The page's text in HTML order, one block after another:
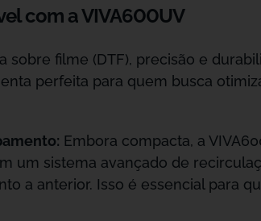
com a VIVA600UV
filme (DTF), precisão e
perfeita para quem busca
Embora compacta, a
um sistema avançado de
a anterior. Isso é essencial para